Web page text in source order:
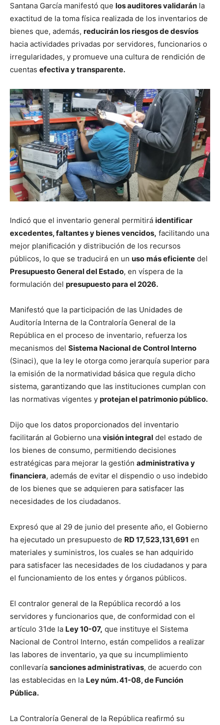
Santana García manifestó que los auditores validarán la
exactitud de la toma física realizada de los inventarios de
bienes que, además, reducirán los riesgos de desvíos
hacia actividades privadas por servidores, funcionarios o
irregularidades, y promueve una cultura de rendición de
cuentas efectiva y transparente.
Indicó que el inventario general permitirá identificar
excedentes, faltantes y bienes vencidos, facilitando una
mejor planificación y distribución de los recursos
públicos, lo que se traducirá en un uso más eficiente del
Presupuesto General del Estado, en víspera de la
formulación del presupuesto para el 2026.
Manifestó que la participación de las Unidades de
Auditoría Interna de la Contraloría General de la
República en el proceso de inventario, refuerza los
mecanismos del Sistema Nacional de Control Interno
(Sinaci), que la ley le otorga como jerarquía superior para
la emisión de la normatividad básica que regula dicho
sistema, garantizando que las instituciones cumplan con
las normativas vigentes y protejan el patrimonio público.
Dijo que los datos proporcionados del inventario
facilitarán al Gobierno una visión integral del estado de
los bienes de consumo, permitiendo decisiones
estratégicas para mejorar la gestión administrativa y
financiera, además de evitar el dispendio o uso indebido
de los bienes que se adquieren para satisfacer las
necesidades de los ciudadanos.
Expresó que al 29 de junio del presente año, el Gobierno
ha ejecutado un presupuesto de RD 17,523,131,691 en
materiales y suministros, los cuales se han adquirido
para satisfacer las necesidades de los ciudadanos y para
el funcionamiento de los entes y órganos públicos.
El contralor general de la República recordó a los
servidores y funcionarios que, de conformidad con el
artículo 31de la Ley 10-07, que instituye el Sistema
Nacional de Control Interno, están compelidos a realizar
las labores de inventario, ya que su incumplimiento
conllevaría sanciones administrativas, de acuerdo con
las establecidas en la Ley núm. 41-08, de Función
Pública.
La Contraloría General de la República reafirmó su